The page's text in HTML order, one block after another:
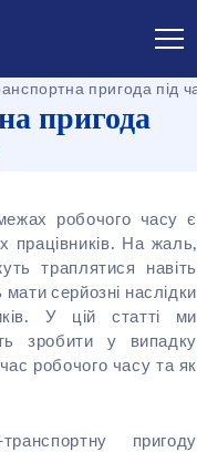
пригода
пригода під
робочого часу є
працівників. На жаль,
траплятися навіть
серйозні наслідки
У цій статті ми
зробити у випадку
робочого часу та як
пригоду